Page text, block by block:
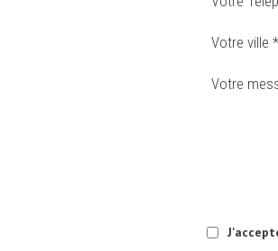
Votre ville *
Votre